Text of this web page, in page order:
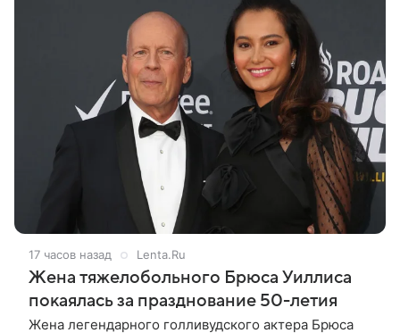
17 часов назад Lenta.Ru
Жена тяжелобольного Брюса Уиллиса
покаялась за празднование 50-летия
Жена легендарного голливудского актера Брюса